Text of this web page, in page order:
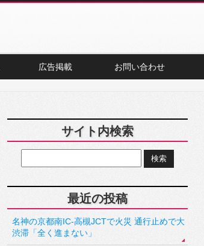
広告掲載 お問い合わせ
サイト内検索
最近の投稿
名神の京都南IC-高槻JCTで火災 通行止めで大
渋滞「全く進まない」